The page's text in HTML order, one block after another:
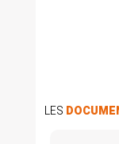
LES